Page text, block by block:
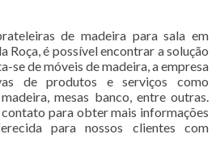
de madeira para sala em
Roça, é possível encontrar a solução
se de móveis de madeira, a empresa
de produtos e serviços como
mesas banco, entre outras.
para obter mais informações
para nossos clientes com